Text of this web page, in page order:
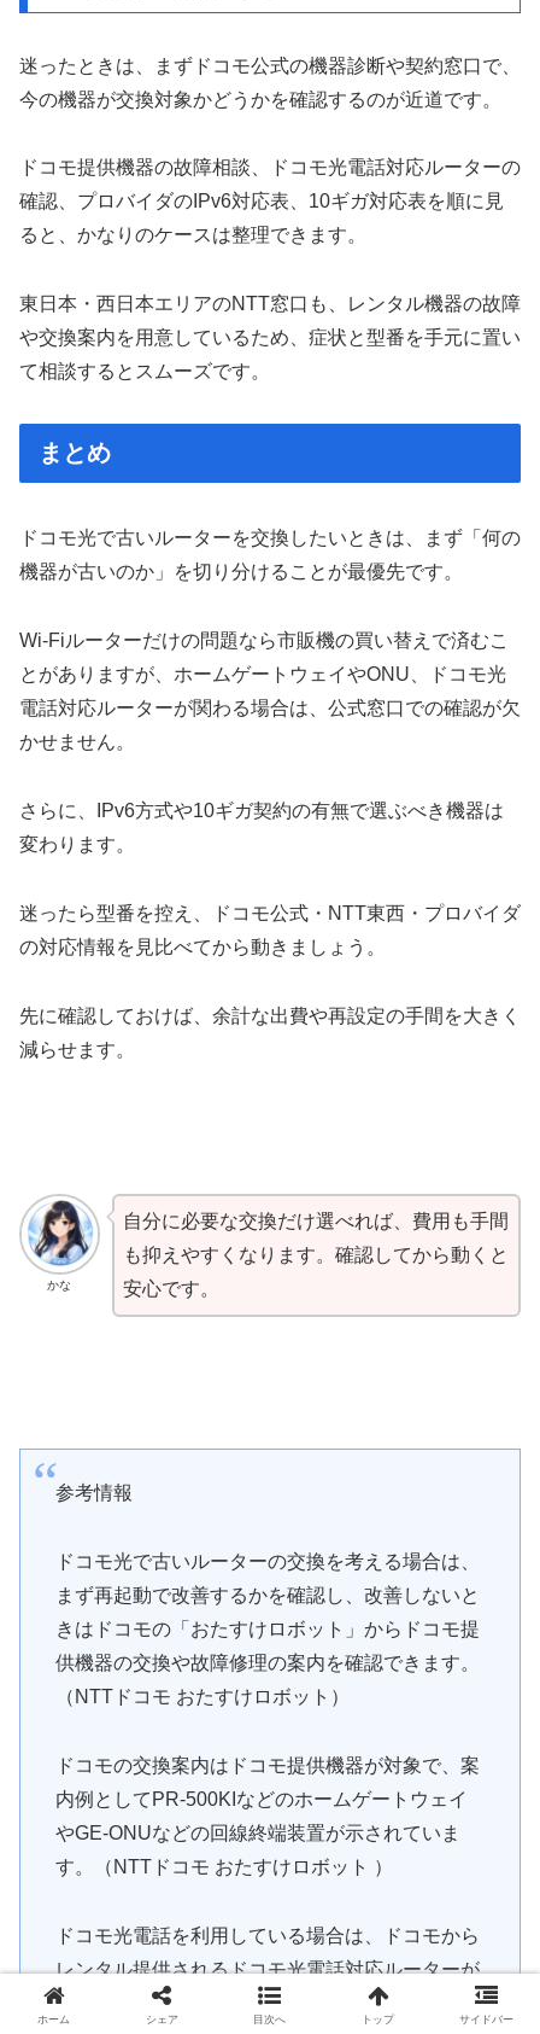
迷ったときは、まずドコモ公式の機器診断や契約窓口で、
今の機器が交換対象かどうかを確認するのが近道です。
ドコモ提供機器の故障相談、ドコモ光電話対応ルーターの
確認、プロバイダのIPv6対応表、10ギガ対応表を順に見
ると、かなりのケースは整理できます。
東日本・西日本エリアのNTT窓口も、レンタル機器の故障
や交換案内を用意しているため、症状と型番を手元に置い
て相談するとスムーズです。
まとめ
ドコモ光で古いルーターを交換したいときは、まず「何の
機器が古いのか」を切り分けることが最優先です。
Wi-Fiルーターだけの問題なら市販機の買い替えで済むこ
とがありますが、ホームゲートウェイやONU、ドコモ光
電話対応ルーターが関わる場合は、公式窓口での確認が欠
かせません。
さらに、IPv6方式や10ギガ契約の有無で選ぶべき機器は
変わります。
迷ったら型番を控え、ドコモ公式・NTT東西・プロバイダ
の対応情報を見比べてから動きましょう。
先に確認しておけば、余計な出費や再設定の手間を大きく
減らせます。
かな
自分に必要な交換だけ選べれば、費用も手間
も抑えやすくなります。確認してから動くと
安心です。
参考情報
ドコモ光で古いルーターの交換を考える場合は、
まず再起動で改善するかを確認し、改善しないと
きはドコモの「おたすけロボット」からドコモ提
供機器の交換や故障修理の案内を確認できます。
（NTTドコモ おたすけロボット）
ドコモの交換案内はドコモ提供機器が対象で、案
内例としてPR-500KIなどのホームゲートウェイ
やGE-ONUなどの回線終端装置が示されていま
す。（NTTドコモ おたすけロボット ）
ドコモ光電話を利用している場合は、ドコモから
レンタル提供されるドコモ光電話対応ルーターが
必要と案内されています。（NTTドコモ ドコモ光
ホーム シェア 目次へ トップ サイドバー